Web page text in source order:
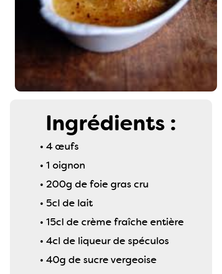
Ingrédients :
• 4 œufs
• 1 oignon
• 200g de foie gras cru
• 5cl de lait
• 15cl de crème fraîche entière
• 4cl de liqueur de spéculos
• 40g de sucre vergeoise